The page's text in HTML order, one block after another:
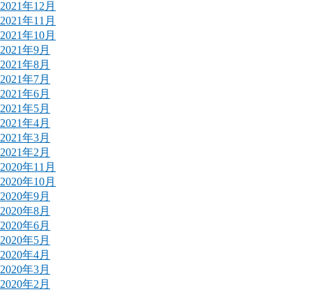
2021年12月
2021年11月
2021年10月
2021年9月
2021年8月
2021年7月
2021年6月
2021年5月
2021年4月
2021年3月
2021年2月
2020年11月
2020年10月
2020年9月
2020年8月
2020年6月
2020年5月
2020年4月
2020年3月
2020年2月